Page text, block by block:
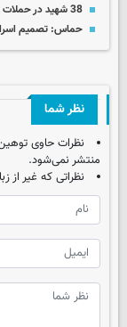
38 شهید در حملات ددمنشانه آمریکا به ایران در تیرماه
حماس: تصمیم
نظر شما
نظرات حاوی
منتشر نمی‌شود.
نظراتی که غیر از